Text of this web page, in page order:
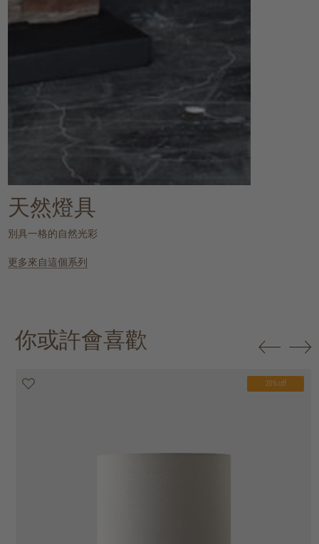
天然燈具
別具一格的自然光彩
更多來自這個系列
你或許會喜歡
20% off
20% off
20% off
20% off
20% off